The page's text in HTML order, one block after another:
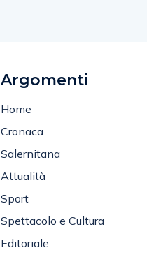
Argomenti
Home
Cronaca
Salernitana
Attualità
Sport
Spettacolo e Cultura
Editoriale